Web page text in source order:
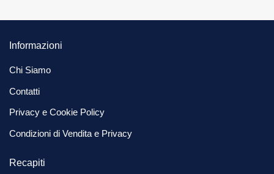
Informazioni
Chi Siamo
Contatti
Privacy e Cookie Policy
Condizioni di Vendita e Privacy
Recapiti